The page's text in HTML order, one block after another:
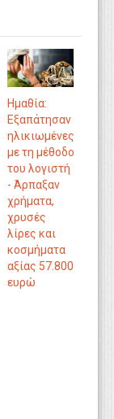
Ημαθία:
Εξαπάτησαν
ηλικιωμένες
με τη μέθοδο
του λογιστή
- Άρπαξαν
χρήματα,
χρυσές
λίρες και
κοσμήματα
αξίας 57.800
ευρώ